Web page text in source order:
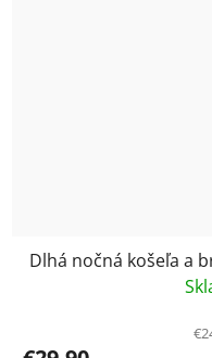
Dlhá nočná košeľa a